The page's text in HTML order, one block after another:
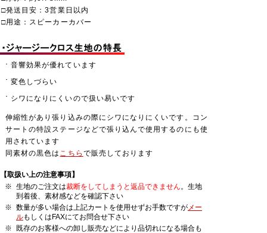
□発送目安：3営業日以内
□用途：スピーカーカバー
･ 音響効果が優れています
･ 変色しづらい
･ シワになりにくいので扱い易いです
伸縮性があり張り込みの際にシワになりにくいです。コン
サートの特設ステージなどで張り込んで使用するのにも使
用されています
同素材の黒色は こちら で販売しております
【取扱い上の注意事項】
※ 生地のご注文は裁断をしてしまうと返品できません。生地
到着後、素材感などを確認下さい
※ 数量が多い場合は上記カートを使用せずお手数ですがメー
ルもしくはFAXにてお問合せ下さい
※
既存のお客様への卸し販売などにより品切れになる場合も